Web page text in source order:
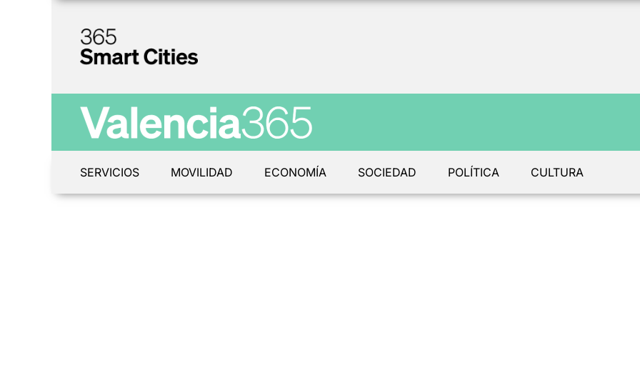
SERVICIOS MOVILIDAD ECONOMÍA SOCIEDAD POLÍTICA CULTURA